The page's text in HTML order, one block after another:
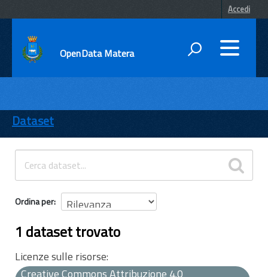
Accedi
OpenData Matera
ENTI
TEMI
INFORMAZIONI
Dataset
Ordina per
1 dataset trovato
Licenze sulle risorse:
Creative Commons Attribuzione 4.0